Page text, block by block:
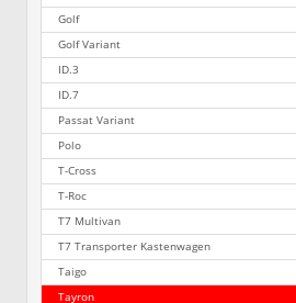
Golf
Golf Variant
ID.3
ID.7
Passat Variant
Polo
T-Cross
T-Roc
T7 Multivan
T7 Transporter Kastenwagen
Taigo
Tayron